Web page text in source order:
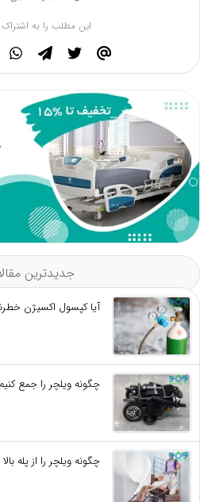
این مطلب را به اشتراک
جدیدترین
آیا کپسول اکسیژن
چگونه ویلچر را جمع
چگونه ویلچر را از پله